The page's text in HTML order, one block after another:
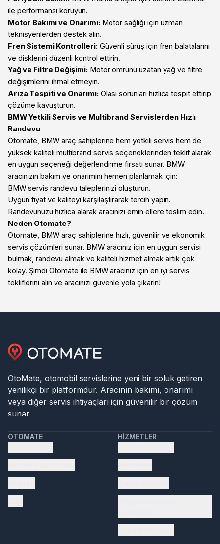
ile performansı koruyun.
Motor Bakımı ve Onarımı: Motor sağlığı için uzman
teknisyenlerden destek alın.
Fren Sistemi Kontrolleri: Güvenli sürüş için fren balatalarını
ve disklerini düzenli kontrol ettirin.
Yağ ve Filtre Değişimi: Motor ömrünü uzatan yağ ve filtre
değişimlerini ihmal etmeyin.
Arıza Tespiti ve Onarımı: Olası sorunları hızlıca tespit ettirip
çözüme kavuşturun.
BMW Yetkili Servis ve Multibrand Servislerden Hızlı
Randevu
Otomate, BMW araç sahiplerine hem yetkili servis hem de
yüksek kaliteli multibrand servis seçeneklerinden teklif alarak
en uygun seçeneği değerlendirme fırsatı sunar. BMW
aracınızın bakım ve onarımını hemen planlamak için:
BMW servis randevu taleplerinizi oluşturun.
Uygun fiyat ve kaliteyi karşılaştırarak tercih yapın.
Randevunuzu hızlıca alarak aracınızı emin ellere teslim edin.
Neden Otomate?
Otomate, BMW araç sahiplerine hızlı, güvenilir ve ekonomik
servis çözümleri sunar. BMW aracınız için en uygun servisi
bulmak, randevu almak ve kaliteli hizmet almak artık çok
kolay. Şimdi Otomate ile BMW aracınız için en iyi servis
tekliflerini alın ve aracınızı güvenle yola çıkarın!
OtoMate, otomobil servislerine yeni bir soluk getiren
yenilikçi bir platformdur. Aracının bakımı, onarımı
veya diğer servis ihtiyaçları için güvenilir bir çözüm
sunar.
OTOMATE HIZMETLER